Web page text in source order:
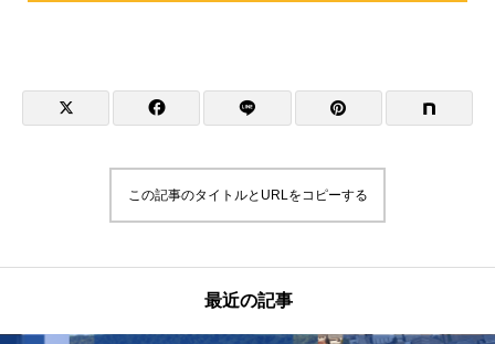
この記事のタイトルとURLをコピーする
最近の記事